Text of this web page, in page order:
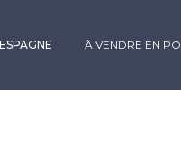
À VENDRE EN